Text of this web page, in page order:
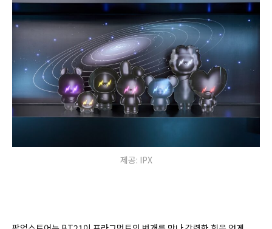
제공: IPX